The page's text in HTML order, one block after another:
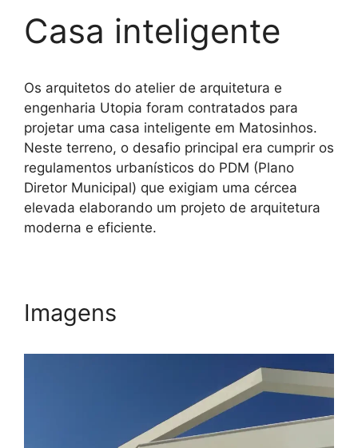
Casa inteligente
Os arquitetos do atelier de arquitetura e
engenharia Utopia foram contratados para
projetar uma casa inteligente em Matosinhos.
Neste terreno, o desafio principal era cumprir os
regulamentos urbanísticos do PDM (Plano
Diretor Municipal) que exigiam uma cércea
elevada elaborando um projeto de arquitetura
moderna e eficiente.
Imagens